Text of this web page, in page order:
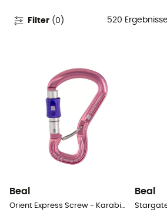
Filter (0 ) 520 Ergebnisse
Beal
Orient Express Screw - Karabiner
Beal